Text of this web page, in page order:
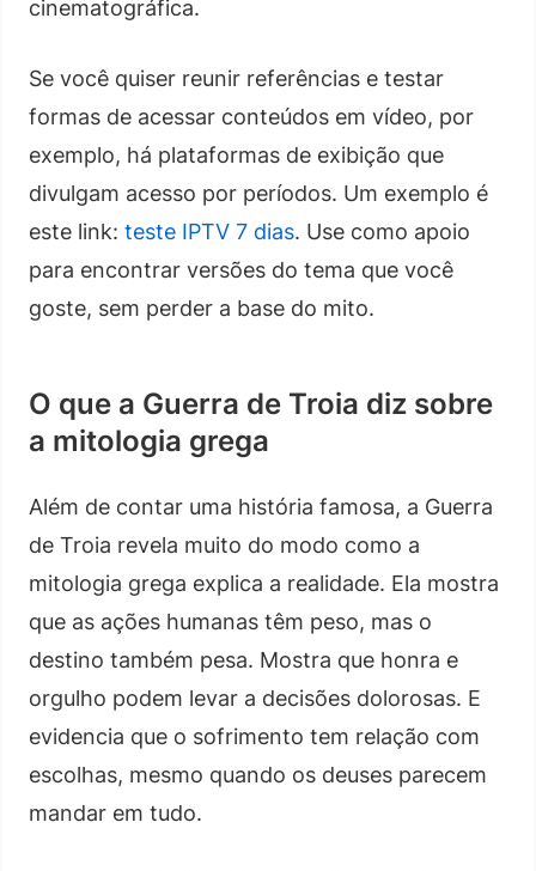
cinematográfica.
Se você quiser reunir referências e testar
formas de acessar conteúdos em vídeo, por
exemplo, há plataformas de exibição que
divulgam acesso por períodos. Um exemplo é
este link: teste IPTV 7 dias. Use como apoio
para encontrar versões do tema que você
goste, sem perder a base do mito.
O que a Guerra de Troia diz sobre
a mitologia grega
Além de contar uma história famosa, a Guerra
de Troia revela muito do modo como a
mitologia grega explica a realidade. Ela mostra
que as ações humanas têm peso, mas o
destino também pesa. Mostra que honra e
orgulho podem levar a decisões dolorosas. E
evidencia que o sofrimento tem relação com
escolhas, mesmo quando os deuses parecem
mandar em tudo.